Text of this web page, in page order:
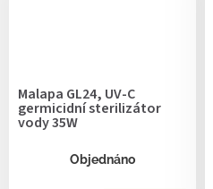
Malapa GL24, UV-C
germicidní sterilizátor
vody 35W
Objednáno